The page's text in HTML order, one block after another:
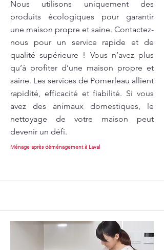
Nous utilisons uniquement des
produits écologiques pour garantir
une maison propre et saine. Contactez-
nous pour un service rapide et de
qualité supérieure ! Vous n’avez plus
qu’à profiter d’une maison propre et
saine. Les services de Pomerleau allient
rapidité, efficacité et fiabilité. Si vous
avez des animaux domestiques, le
nettoyage de votre maison peut
devenir un défi.
Ménage après déménagement à Laval